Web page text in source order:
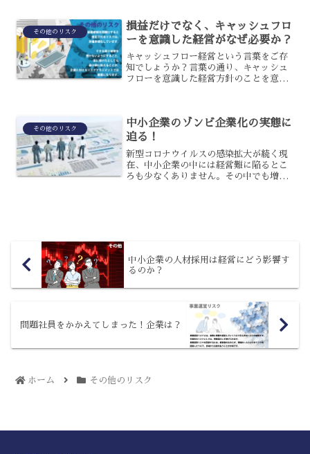
様々な危機に対してのリスク...
その他のリスク
損益だけでなく、キャッシュフロ
ーを意識した経営がなぜ必要か？
キャッシュフロー経営という言葉をご存
知でしょうか？言葉の通り、キャッシュ
フローを意識した経営方針のことを意味
していない、もしくは有効...
その他のリスク
中小企業のゾンビ企業化の実態に
迫る！
新型コロナウイルスの感染拡大が続く現
在、中小企業の中には経営難に陥るとこ
ろも少なくありません。その中でも増え
中小企業の人材採用は経営にどう影響す
るのか？
問題社員をかかえてしまった！企業は？
ホーム その他のリスク